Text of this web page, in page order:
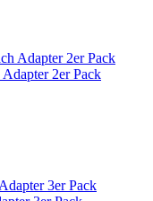
2er Pack